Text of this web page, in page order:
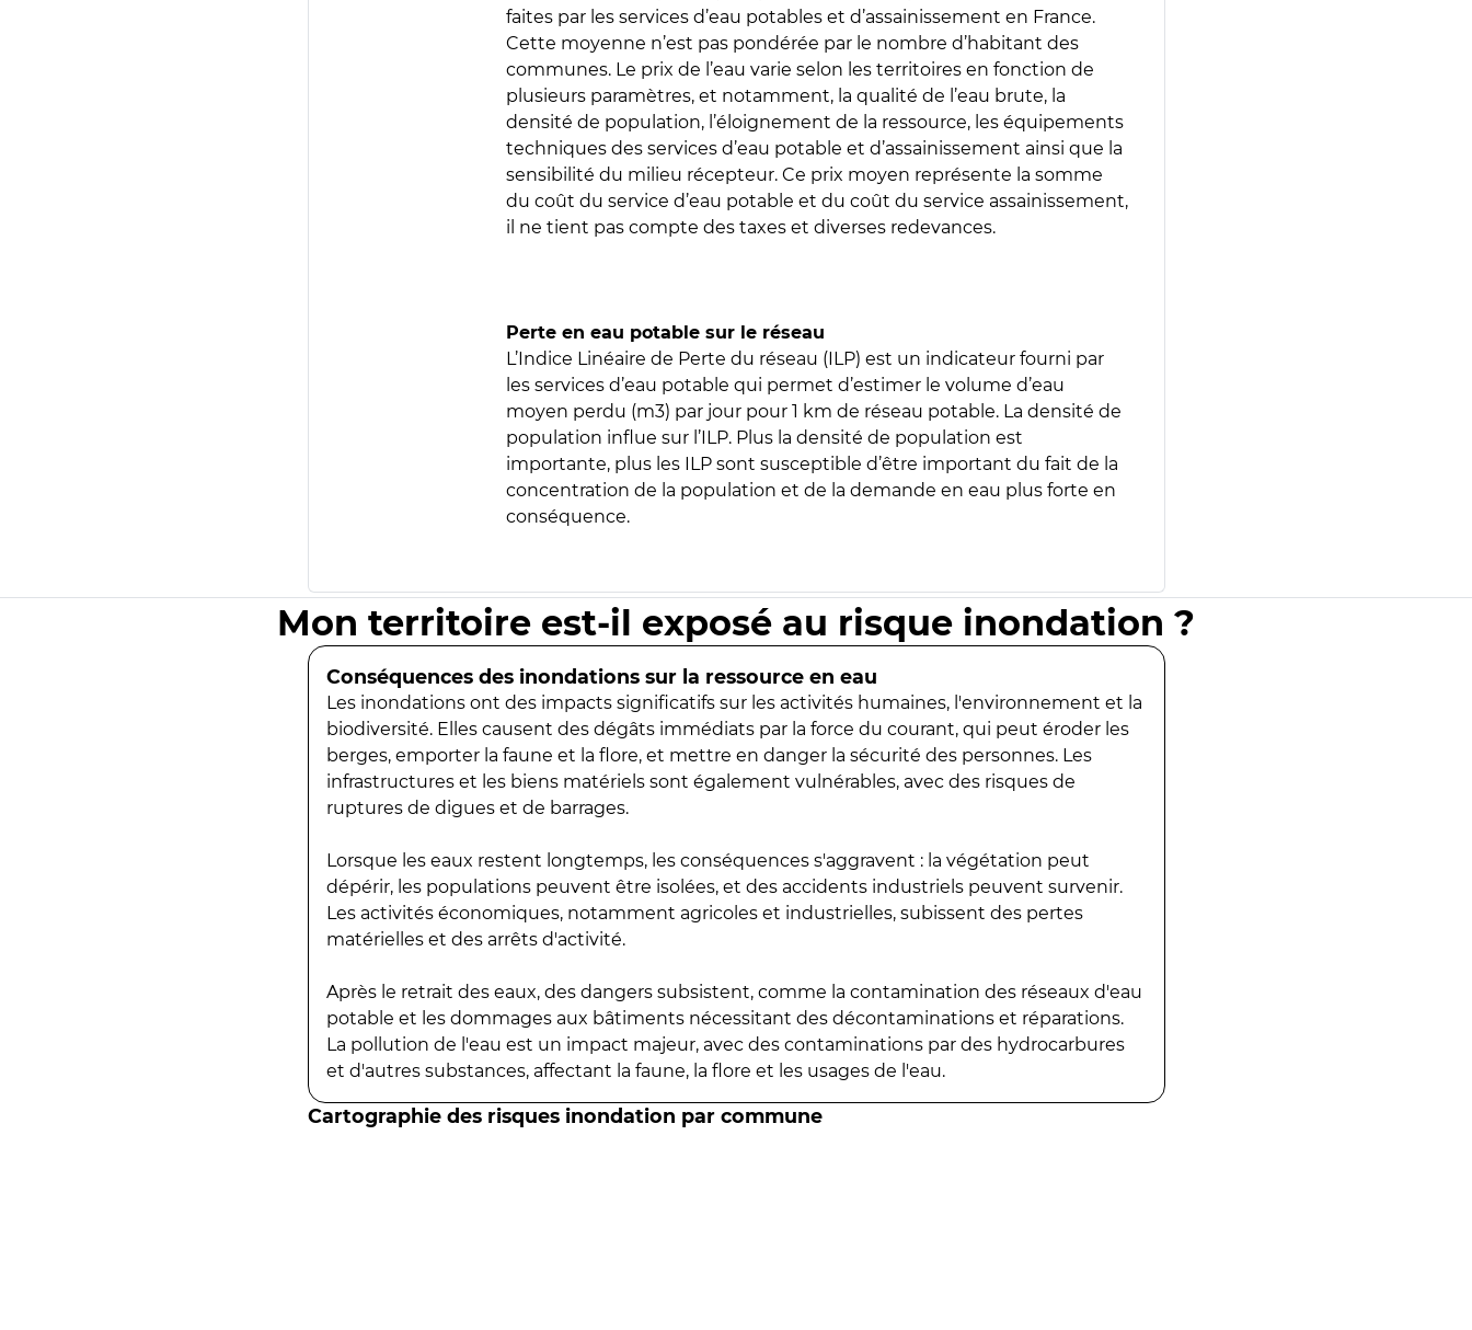
faites par les services d’eau potables et d’assainissement en France.
Cette moyenne n’est pas pondérée par le nombre d’habitant des
communes. Le prix de l’eau varie selon les territoires en fonction de
plusieurs paramètres, et notamment, la qualité de l’eau brute, la
densité de population, l’éloignement de la ressource, les équipements
techniques des services d’eau potable et d’assainissement ainsi que la
sensibilité du milieu récepteur. Ce prix moyen représente la somme
du coût du service d’eau potable et du coût du service assainissement,
il ne tient pas compte des taxes et diverses redevances.
Perte en eau potable sur le réseau
L’Indice Linéaire de Perte du réseau (ILP) est un indicateur fourni par
les services d’eau potable qui permet d’estimer le volume d’eau
moyen perdu (m3) par jour pour 1 km de réseau potable. La densité de
population influe sur l’ILP. Plus la densité de population est
importante, plus les ILP sont susceptible d’être important du fait de la
concentration de la population et de la demande en eau plus forte en
conséquence.
Mon territoire est-il exposé au risque inondation ?
Conséquences des inondations sur la ressource en eau
Les inondations ont des impacts significatifs sur les activités humaines, l'environnement et la
biodiversité. Elles causent des dégâts immédiats par la force du courant, qui peut éroder les
berges, emporter la faune et la flore, et mettre en danger la sécurité des personnes. Les
infrastructures et les biens matériels sont également vulnérables, avec des risques de
ruptures de digues et de barrages.
Lorsque les eaux restent longtemps, les conséquences s'aggravent : la végétation peut
dépérir, les populations peuvent être isolées, et des accidents industriels peuvent survenir.
Les activités économiques, notamment agricoles et industrielles, subissent des pertes
matérielles et des arrêts d'activité.
Après le retrait des eaux, des dangers subsistent, comme la contamination des réseaux d'eau
potable et les dommages aux bâtiments nécessitant des décontaminations et réparations.
La pollution de l'eau est un impact majeur, avec des contaminations par des hydrocarbures
et d'autres substances, affectant la faune, la flore et les usages de l'eau.
Cartographie des risques inondation par commune